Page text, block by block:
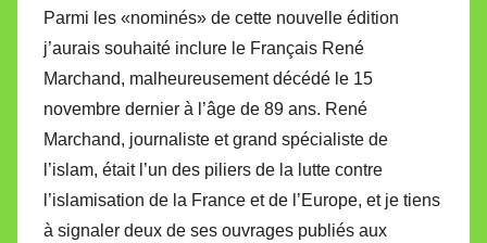
Parmi les «nominés» de cette nouvelle édition
j’aurais souhaité inclure le Français René
Marchand, malheureusement décédé le 15
novembre dernier à l’âge de 89 ans. René
Marchand, journaliste et grand spécialiste de
l’islam, était l’un des piliers de la lutte contre
l’islamisation de la France et de l’Europe, et je tiens
à signaler deux de ses ouvrages publiés aux